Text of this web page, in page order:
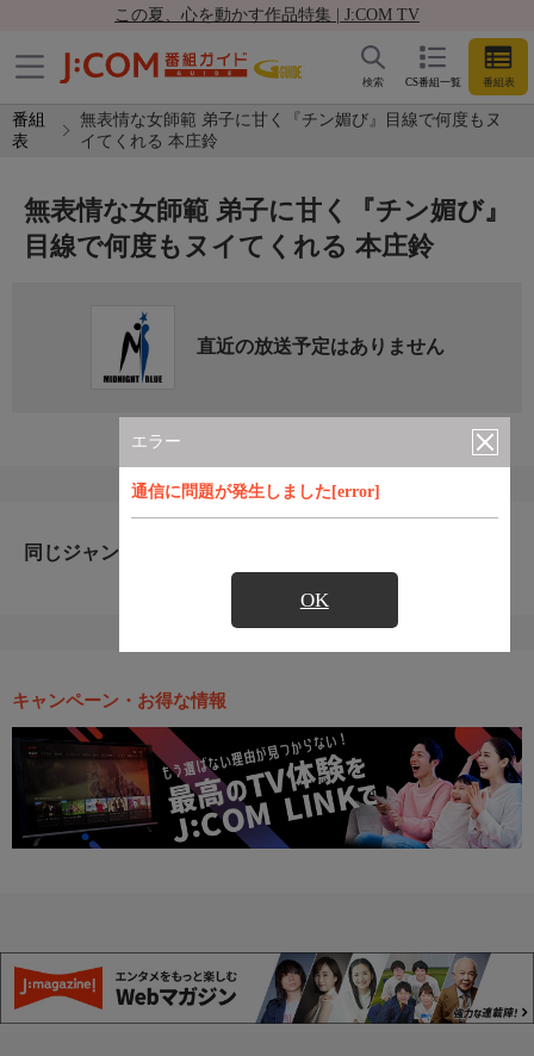
この夏、心を動かす作品特集 | J:COM TV
CS番組一覧 番組表
検索
番組
表
無表情な女師範 弟子に甘く『チン媚び』目線で何度もヌ
イてくれる 本庄鈴
エラー
通信に問題が発生しました[error]
OK
無表情な女師範 弟子に甘く『チン媚び』
目線で何度もヌイてくれる 本庄鈴
直近の放送予定はありません
同じジャンルのおすすめ番組
キャンペーン・お得な情報